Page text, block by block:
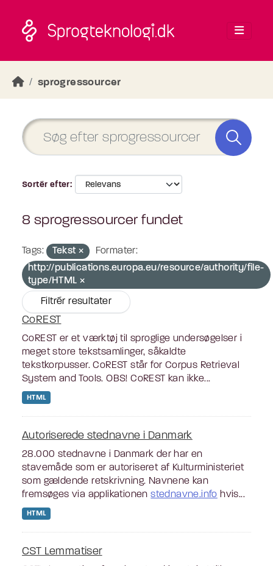
sprogressourcer
Sortér efter
8 sprogressourcer fundet
Tags: Tekst
Formater:
http://publications.europa.eu/resource/authority/file-
type/HTML
Filtrér resultater
CoREST
CoREST er et værktøj til sproglige undersøgelser i
meget store tekstsamlinger, såkaldte
tekstkorpusser. CoREST står for Corpus Retrieval
System and Tools. OBS! CoREST kan ikke...
HTML
Autoriserede stednavne i Danmark
28.000 stednavne i Danmark der har en
stavemåde som er autoriseret af Kulturministeriet
som gældende retskrivning. Navnene kan
fremsøges via applikationenstednavne.info hvis...
HTML
CST Lemmatiser